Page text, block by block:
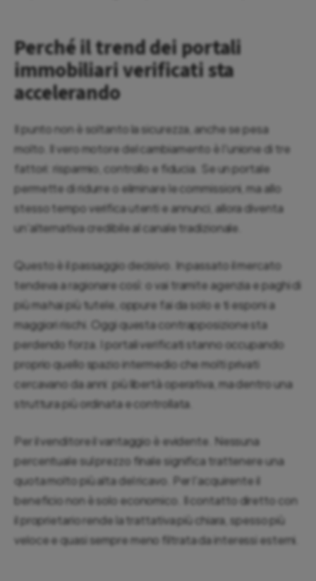
Perché il trend dei portali
immobiliari verificati sta
accelerando
Il punto non è soltanto la sicurezza, anche se pesa
molto. Il vero motore del cambiamento è l'unione di tre
fattori: risparmio, controllo e fiducia. Se un portale
permette di ridurre o eliminare le commissioni, ma allo
stesso tempo verifica utenti e annunci, allora diventa
un'alternativa credibile al canale tradizionale.
Questo è il passaggio decisivo. In passato il mercato
tendeva a ragionare così: o vai tramite agenzia e paghi di
più ma hai più tutele, oppure fai da solo e ti esponi a
maggiori rischi. Oggi questa contrapposizione sta
perdendo forza. I portali verificati stanno occupando
proprio quello spazio intermedio che molti privati
cercavano da anni: più libertà operativa, ma dentro una
struttura più ordinata e controllata.
Per il venditore il vantaggio è evidente. Nessuna
percentuale sul prezzo finale significa trattenere una
quota molto più alta del ricavo. Per l'acquirente il
beneficio non è solo economico. Il contatto diretto con
il proprietario rende la trattativa più chiara, spesso più
veloce e quasi sempre meno filtrata da interessi esterni.